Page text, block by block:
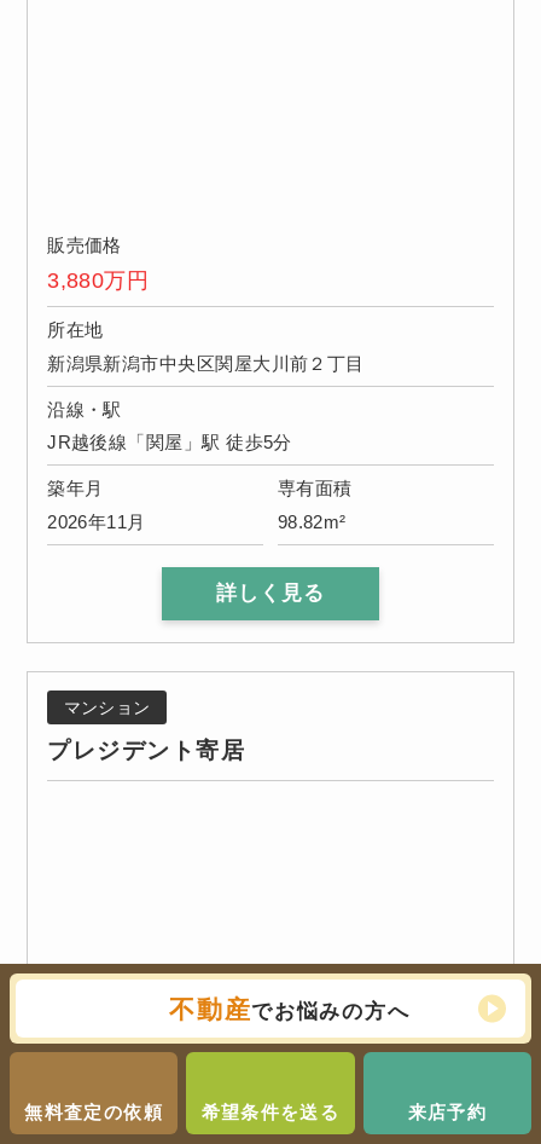
販売価格
3,880万円
所在地
新潟県新潟市中央区関屋大川前２丁目
沿線・駅
JR越後線「関屋」駅 徒歩5分
築年月
2026年11月
専有面積
98.82m²
詳しく見る
マンション
プレジデント寄居
不動産でお悩みの方へ
無料査定の依頼 希望条件を送る 来店予約